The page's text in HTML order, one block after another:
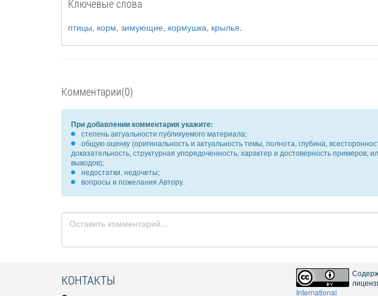
Ключевые слова
птицы, корм, зимующие, кормушка, крылья.
Комментарии(0)
При добавлении комментария укажите:
степень актуальности публикуемого материала;
общую оценку (оригинальность и актуальность темы, полнота, глубина,
доказательность, структурная упорядоченность, характер и достоверность примеров,
выводов);
недостатки, недочеты;
вопросы и пожелания Автору.
КОНТАКТЫ
International